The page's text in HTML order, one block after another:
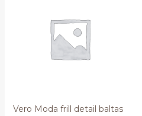
Vero Moda frill detail baltas